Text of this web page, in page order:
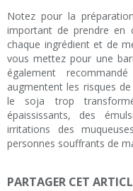
Notez pour la
important de prendre en
chaque ingrédient et de
vous mettez pour une
également
augmentent les risques
le soja trop
épaississants, des
irritations des
personnes souffrants de
PARTAGER CET